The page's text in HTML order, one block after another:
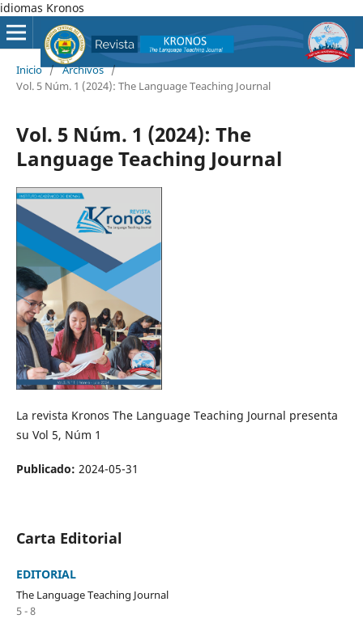
idiomas Kronos
Inicio / Archivos /
Vol. 5 Núm. 1 (2024): The Language Teaching Journal
Vol. 5 Núm. 1 (2024): The
Language Teaching Journal
La revista Kronos The Language Teaching Journal presenta
su Vol 5, Núm 1
Publicado: 2024-05-31
Carta Editorial
EDITORIAL
The Language Teaching Journal
5 - 8